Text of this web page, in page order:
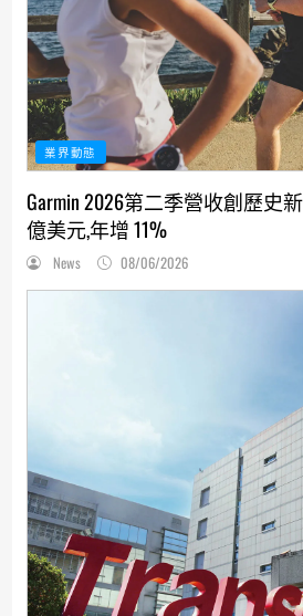
業界動態
Garmin 2026第二季營收創歷史
億美元,年增 11%
News 08/06/2026